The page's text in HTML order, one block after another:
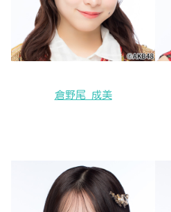
倉野尾 成美